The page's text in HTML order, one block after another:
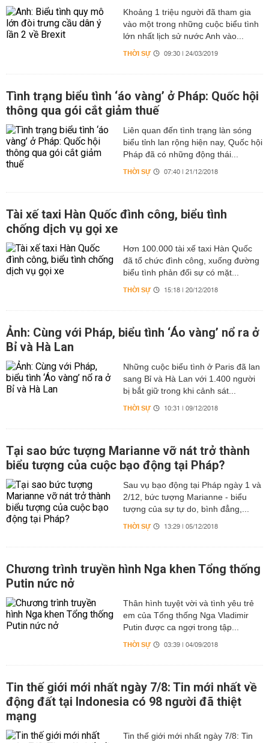
Khoảng 1 triệu người đã tham gia
vào một trong những cuộc biểu tình
lớn nhất lịch sử nước Anh vào...
THỜI SỰ 09:30 | 24/03/2019
Tình trạng biểu tình ‘áo vàng’ ở Pháp: Quốc hội
thông qua gói cắt giảm thuế
Liên quan đến tình trạng làn sóng
biểu tỉnh lan rộng hiện nay, Quốc hội
Pháp đã có những động thái...
THỜI SỰ 07:40 | 21/12/2018
Tài xế taxi Hàn Quốc đình công, biểu tình
chống dịch vụ gọi xe
Hơn 100.000 tài xế taxi Hàn Quốc
đã tổ chức đình công, xuống đường
biểu tình phản đối sự có mặt...
THỜI SỰ 15:18 | 20/12/2018
Ảnh: Cùng với Pháp, biểu tình ‘Áo vàng’ nổ ra ở
Bỉ và Hà Lan
Những cuộc biểu tình ở Paris đã lan
sang Bỉ và Hà Lan với 1.400 người
bị bắt giữ trong khi cảnh sát...
THỜI SỰ 10:31 | 09/12/2018
Tại sao bức tượng Marianne vỡ nát trở thành
biểu tượng của cuộc bạo động tại Pháp?
Sau vụ bạo động tại Pháp ngày 1 và
2/12, bức tượng Marianne - biểu
tượng của sự tự do, bình đẳng,...
THỜI SỰ 13:29 | 05/12/2018
Chương trình truyền hình Nga khen Tổng thống
Putin nức nở
Thân hình tuyệt vời và tình yêu trẻ
em của Tổng thống Nga Vladimir
Putin được ca ngợi trong tập...
THỜI SỰ 03:39 | 04/09/2018
Tin thế giới mới nhất ngày 7/8: Tin mới nhất về
động đất tại Indonesia có 98 người đã thiệt
mạng
Tin thế giới mới nhất ngày 7/8: Tin